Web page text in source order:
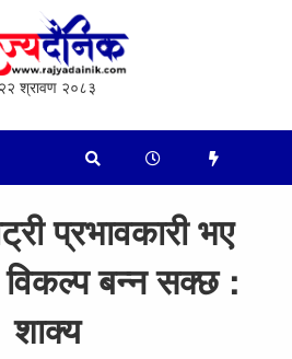
२२ श्रावण २०८३
प्रभावकारी भए
विकल्प बन्न सक्छ :
शाक्य